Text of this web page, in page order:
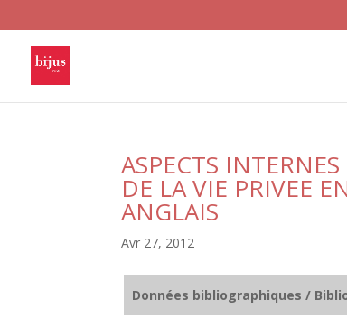
ASPECTS
DE LA VIE PRIVEE
ANGLAIS
Avr 27, 2012
Données bibliographiques /